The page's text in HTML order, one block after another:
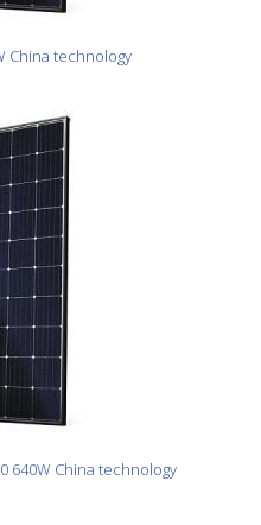
China technology
640W China technology